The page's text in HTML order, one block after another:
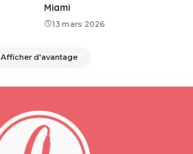
Miami
13 mars 2026
Afficher d'avantage